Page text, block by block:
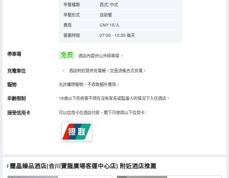
早餐種類
西式, 中式
早餐形式
自助餐
費用
CNY 15/人
營業時間
07:00 - 10:30 每天
停車場 免费 酒店內提供公共停車場 。
充電車位 • 酒店附近提供充電樁，交直流複合式充電。
寵物 允許攜帶寵物，不收取額外費用。
年齡限制 18歲以下的房客不得在沒有家長或監護人的情況下入住酒店。
接受信用卡 可以信用卡在酒店付款，閣下可使用以下信用卡：
麗晶臻品酒店(合川寶龍廣場客運中心店) 附近酒店推薦